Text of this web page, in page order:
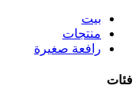
بيت
منتجات
رافعة صغيرة
فئات